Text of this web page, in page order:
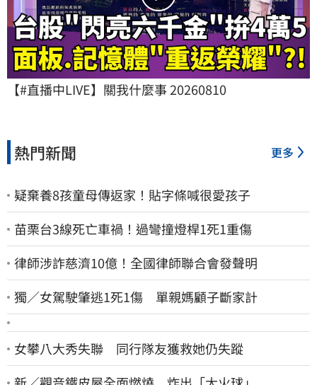
【#直播中LIVE】關我什麼事 20260810
熱門新聞 更多
疑棄養8孩童母傳返家！貼字條喊很愛孩子
苗栗台3線死亡車禍！過彎撞燈桿1死1重傷
律師涉詐慈濟10億！全國律師聯合會發聲明
獨／女駕駛肇逃1死1傷 單親媽顧子斷家計
女攀八大秀失聯 同行隊友獲救她仍失蹤